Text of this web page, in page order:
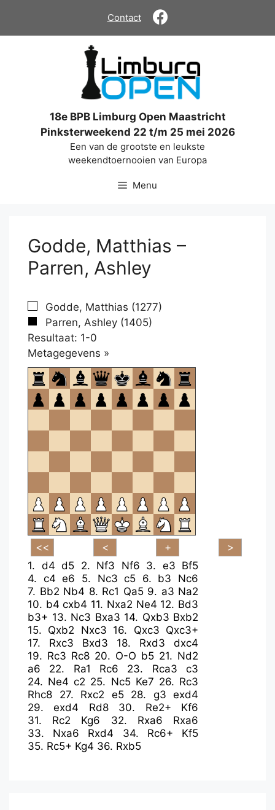
de
Contact
18e BPB Limburg Open Maastricht
Pinksterweekend 22 t/m 25 mei 2026
Een van de grootste en leukste
weekendtoernooien van Europa
Menu
Godde, Matthias –
Parren, Ashley
Godde, Matthias (1277)
Parren, Ashley (1405)
Resultaat: 1-0
Metagegevens »
om
te
openen.
1. d4 d5 2. Nf3 Nf6 3. e3 Bf5
4. c4 e6 5. Nc3 c5 6. b3
Nc6
7. Bb2 Nb4 8. Rc1 Qa5 9. a3 Na2
10. b4 cxb4 11. Nxa2 Ne4 12. Bd3
b3+ 13. Nc3 Bxa3 14. Qxb3 Bxb2
15. Qxb2 Nxc3 16. Qxc3 Qxc3+
17. Rxc3 Bxd3 18. Rxd3
dxc4
19. Rc3 Rc8 20. O-O b5 21. Nd2
a6
22. Ra1 Rc6 23. Rca3
c3
24. Ne4 c2 25. Nc5 Ke7 26. Rc3
Rhc8
27. Rxc2 e5 28. g3 exd4
29.exd4 Rd8 30. Re2+
Kf6
31. Rc2 Kg6 32. Rxa6
Rxa6
33. Nxa6 Rxd4 34. Rc6+
Kf5
35. Rc5+ Kg4 36. Rxb5